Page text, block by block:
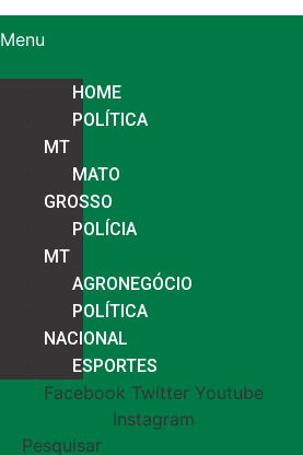
Menu
HOME
POLÍTICA
MT
MATO
GROSSO
POLÍCIA
MT
AGRONEGÓCIO
POLÍTICA
NACIONAL
ESPORTES
Facebook Twitter Youtube
Instagram
Pesquisar